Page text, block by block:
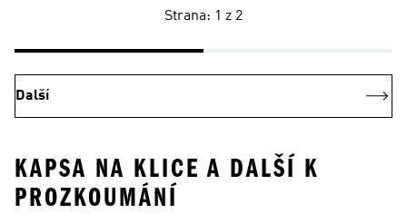
Strana: 1 z 2
Další
KAPSA NA KLICE A DALŠÍ K
PROZKOUMÁNÍ